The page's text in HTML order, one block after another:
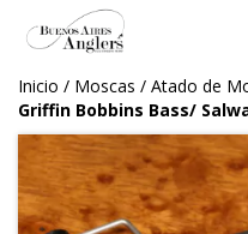
Inicio / Moscas / Atado de
Griffin Bobbins Bass/